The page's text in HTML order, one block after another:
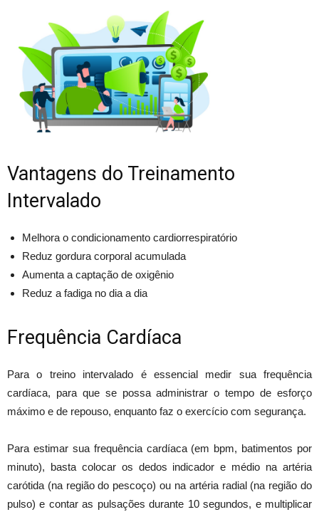
Vantagens do Treinamento
Intervalado
Melhora o condicionamento cardiorrespiratório
Reduz gordura corporal acumulada
Aumenta a captação de oxigênio
Reduz a fadiga no dia a dia
Frequência Cardíaca
Para o treino intervalado é essencial medir sua frequência
cardíaca, para que se possa administrar o tempo de esforço
máximo e de repouso, enquanto faz o exercício com segurança.
Para estimar sua frequência cardíaca (em bpm, batimentos por
minuto), basta colocar os dedos indicador e médio na artéria
carótida (na região do pescoço) ou na artéria radial (na região do
pulso) e contar as pulsações durante 10 segundos, e multiplicar